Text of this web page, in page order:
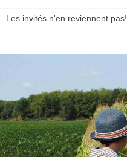
Les invités n'en reviennent pas!